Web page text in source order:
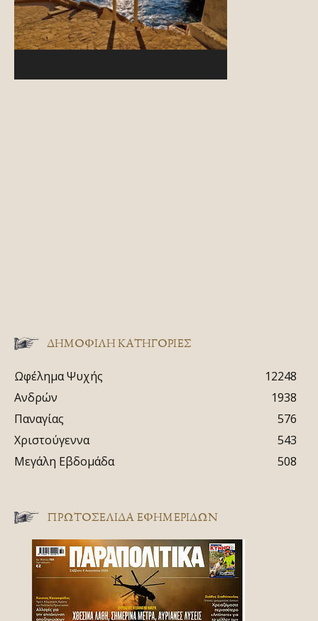
ΔΗΜΟΦΙΛΗ ΚΑΤΗΓΟΡΙΕΣ
Ωφέλημα Ψυχής
12248
Ανδρών
1938
Παναγίας
576
Χριστούγεννα
543
Μεγάλη Εβδομάδα
508
ΠΡΩΤΟΣΈΛΙΔΑ ΕΦΗΜΕΡΊΔΩΝ